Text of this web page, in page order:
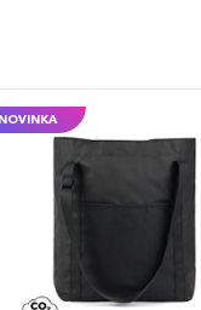
NOVINKA